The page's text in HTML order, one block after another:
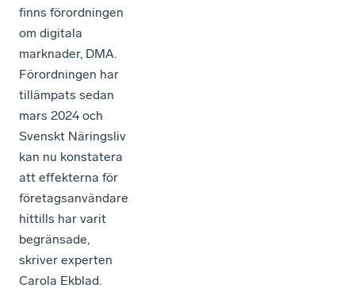
finns förordningen
om digitala
marknader, DMA.
Förordningen har
tillämpats sedan
mars 2024 och
Svenskt Näringsliv
kan nu konstatera
att effekterna för
företagsanvändare
hittills har varit
begränsade,
skriver experten
Carola Ekblad.